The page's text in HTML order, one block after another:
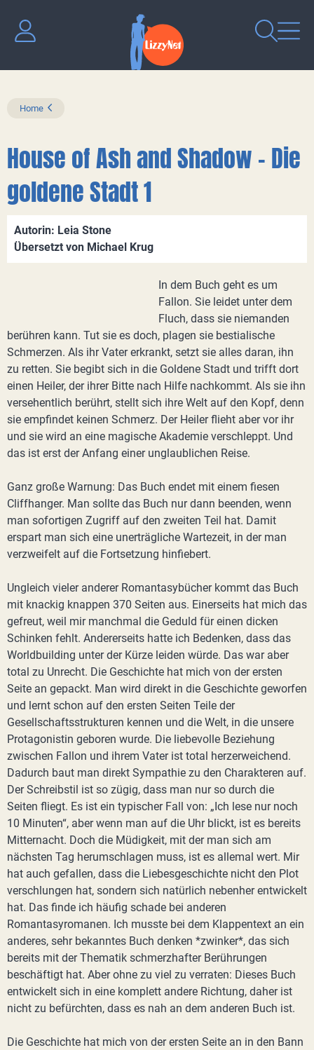
Home
House of Ash and Shadow - Die
goldene Stadt 1
Autorin: Leia Stone
Übersetzt von Michael Krug
In dem Buch geht es um
Fallon. Sie leidet unter dem
Fluch, dass sie niemanden
berühren kann. Tut sie es doch, plagen sie bestialische
Schmerzen. Als ihr Vater erkrankt, setzt sie alles daran, ihn
zu retten. Sie begibt sich in die Goldene Stadt und trifft dort
einen Heiler, der ihrer Bitte nach Hilfe nachkommt. Als sie ihn
versehentlich berührt, stellt sich ihre Welt auf den Kopf, denn
sie empfindet keinen Schmerz. Der Heiler flieht aber vor ihr
und sie wird an eine magische Akademie verschleppt. Und
das ist erst der Anfang einer unglaublichen Reise.
Ganz große Warnung: Das Buch endet mit einem fiesen
Cliffhanger. Man sollte das Buch nur dann beenden, wenn
man sofortigen Zugriff auf den zweiten Teil hat. Damit
erspart man sich eine unerträgliche Wartezeit, in der man
verzweifelt auf die Fortsetzung hinfiebert.
Ungleich vieler anderer Romantasybücher kommt das Buch
mit knackig knappen 370 Seiten aus. Einerseits hat mich das
gefreut, weil mir manchmal die Geduld für einen dicken
Schinken fehlt. Andererseits hatte ich Bedenken, dass das
Worldbuilding unter der Kürze leiden würde. Das war aber
total zu Unrecht. Die Geschichte hat mich von der ersten
Seite an gepackt. Man wird direkt in die Geschichte geworfen
und lernt schon auf den ersten Seiten Teile der
Gesellschaftsstrukturen kennen und die Welt, in die unsere
Protagonistin geboren wurde. Die liebevolle Beziehung
zwischen Fallon und ihrem Vater ist total herzerweichend.
Dadurch baut man direkt Sympathie zu den Charakteren auf.
Der Schreibstil ist so zügig, dass man nur so durch die
Seiten fliegt. Es ist ein typischer Fall von: „Ich lese nur noch
10 Minuten“, aber wenn man auf die Uhr blickt, ist es bereits
Mitternacht. Doch die Müdigkeit, mit der man sich am
nächsten Tag herumschlagen muss, ist es allemal wert. Mir
hat auch gefallen, dass die Liebesgeschichte nicht den Plot
verschlungen hat, sondern sich natürlich nebenher entwickelt
hat. Das finde ich häufig schade bei anderen
Romantasyromanen. Ich musste bei dem Klappentext an ein
anderes, sehr bekanntes Buch denken *zwinker*, das sich
bereits mit der Thematik schmerzhafter Berührungen
beschäftigt hat. Aber ohne zu viel zu verraten: Dieses Buch
entwickelt sich in eine komplett andere Richtung, daher ist
nicht zu befürchten, dass es nah an dem anderen Buch ist.
Die Geschichte hat mich von der ersten Seite an in den Bann